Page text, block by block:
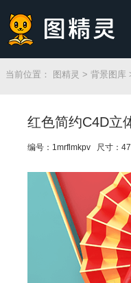
当前位置： 图精灵 > 背景图库
红色简约C4D立
编号：1mrflmkpv 尺寸：